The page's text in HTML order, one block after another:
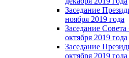
Заседание
ноября 2019 года
Заседание
октября 2019 года
Заседание
октября 2019 года